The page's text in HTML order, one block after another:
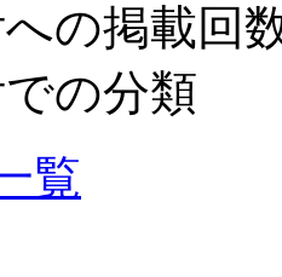
の掲載回
の分類
覧